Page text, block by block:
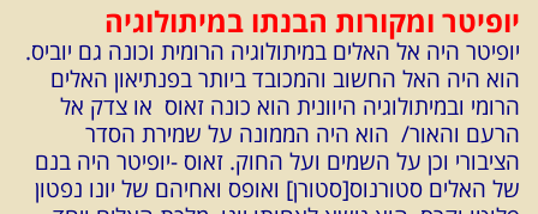
יופיטר ומקורות הבנתו במיתולוגיה
יופיטר היה אל האלים במיתולוגיה הרומית וכונה גם יוביס.
הוא היה האל החשוב והמכובד ביותר בפנתיאון האלים
הרומי ובמיתולוגיה היוונית הוא כונה זאוס או צדק אל
הרעם והאור/ הוא היה הממונה על שמירת הסדר
הציבורי וכן על השמים ועל החוק. זאוס -יופיטר היה בנם
של האלים סטורנוס[סטורן] ואופס ואחיהם של יונו נפטון